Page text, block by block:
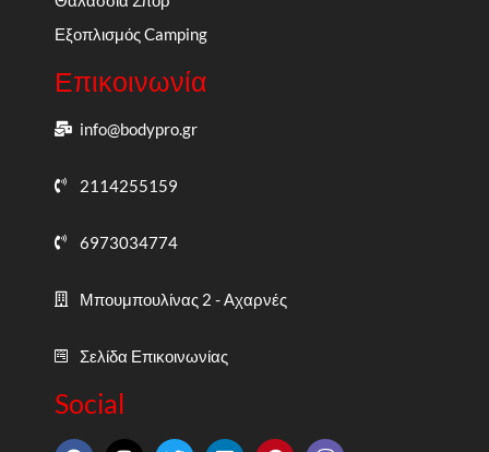
Εξοπλισμός Camping
Επικοινωνία
info@bodypro.gr
2114255159
6973034774
Μπουμπουλίνας 2 - Αχαρνές
Σελίδα Επικοινωνίας
Social